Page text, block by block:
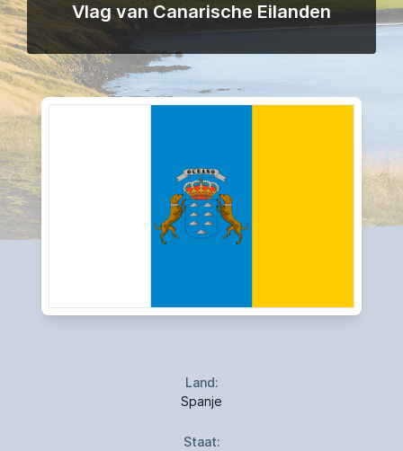
Vlag van Canarische Eilanden
Land:
Spanje
Staat: